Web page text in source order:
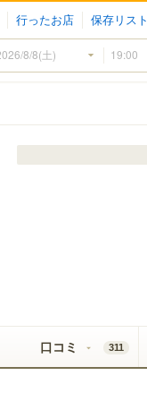
行ったお店 保存リスト
口コミ 311